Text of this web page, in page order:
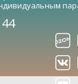
коллектор
(арт. 1925087)